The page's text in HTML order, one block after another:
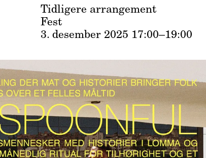
Tidligere arrangement
Fest
3. desember 2025 17:00–19:00